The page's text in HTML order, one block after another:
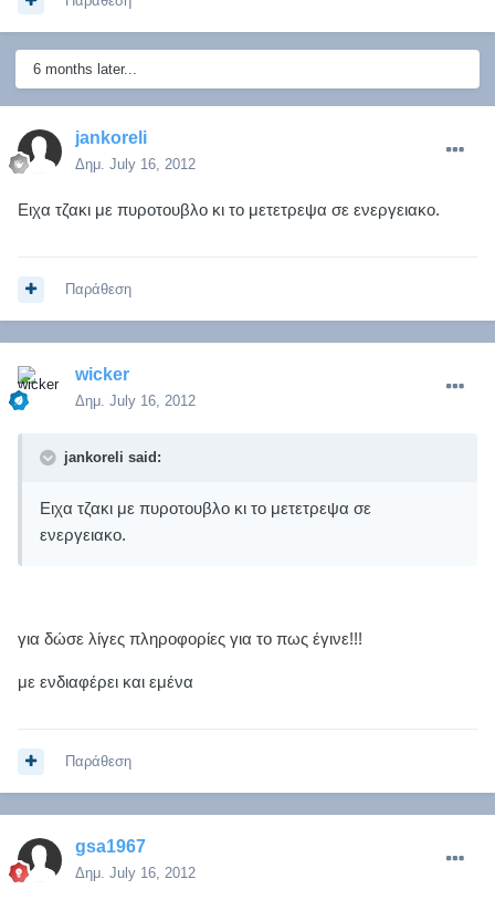
6 months later...
jankoreli
Δημ. July 16, 2012
Ειχα τζακι με πυροτουβλο κι το μετετρεψα σε ενεργειακο.
Παράθεση
wicker
Δημ. July 16, 2012
jankoreli said:
Ειχα τζακι με πυροτουβλο κι το μετετρεψα σε
ενεργειακο.
για δώσε λίγες πληροφορίες για το πως έγινε!!!
με ενδιαφέρει και εμένα
Παράθεση
gsa1967
Δημ. July 16, 2012